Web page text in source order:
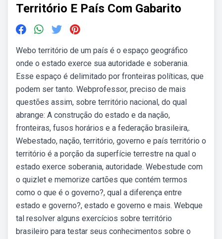
Território E País Com Gabarito
Webo território de um país é o espaço geográfico
onde o estado exerce sua autoridade e soberania.
Esse espaço é delimitado por fronteiras políticas, que
podem ser tanto. Webprofessor, preciso de mais
questões assim, sobre território nacional, do qual
abrange: A construção do estado e da nação,
fronteiras, fusos horários e a federação brasileira,.
Webestado, nação, território, governo e país território o
território é a porção da superfície terrestre na qual o
estado exerce soberania, autoridade. Webestude com
o quizlet e memorize cartões que contém termos
como o que é o governo?, qual a diferença entre
estado e governo?, estado e governo e mais. Webque
tal resolver alguns exercícios sobre território
brasileiro para testar seus conhecimentos sobre o